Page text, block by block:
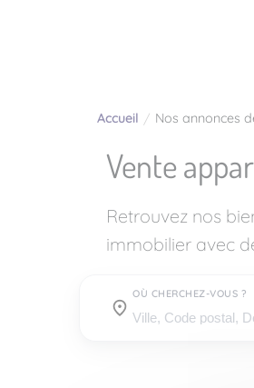
Accueil Nos annonces
Vente
Retrouvez nos
immobilier avec
OÙ CHERCHEZ-VOUS ?
Où cherchez-